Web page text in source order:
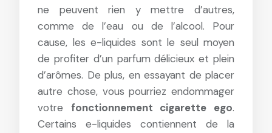
ne peuvent rien y mettre d’autres,
comme de l’eau ou de l’alcool. Pour
cause, les e-liquides sont le seul moyen
de profiter d’un parfum délicieux et plein
d’arômes. De plus, en essayant de placer
autre chose, vous pourriez endommager
votre fonctionnement cigarette ego.
Certains e-liquides contiennent de la